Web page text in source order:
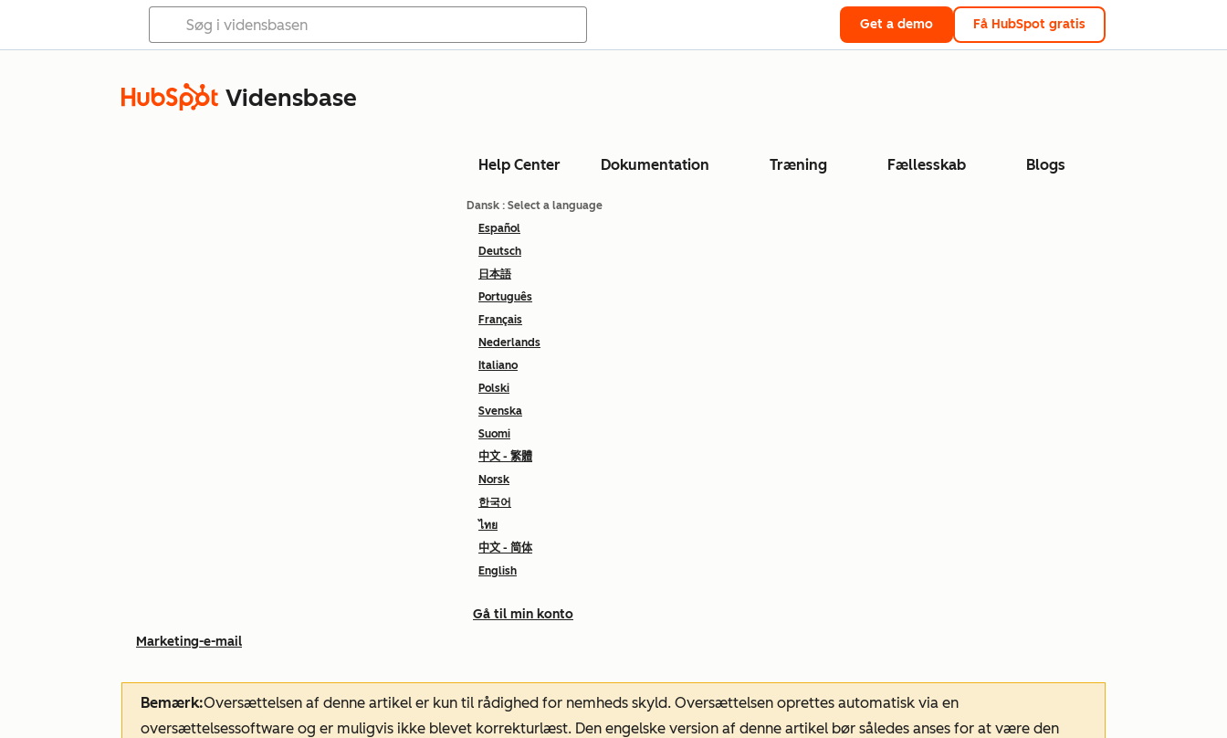
Get a demo Få HubSpot gratis
Vidensbase
Help Center Dokumentation Træning Fællesskab Blogs
Dansk : Select a language
Español
Deutsch
日本語
Português
Français
Nederlands
Italiano
Polski
Svenska
Suomi
中文 - 繁體
Norsk
한국어
ไทย
中文 - 简体
English
Gå til min konto
Marketing-e-mail
Bemærk:Oversættelsen af denne artikel er kun til rådighed for nemheds skyld. Oversættelsen oprettes automatisk via en
oversættelsessoftware og er muligvis ikke blevet korrekturlæst. Den engelske version af denne artikel bør således anses for at være den